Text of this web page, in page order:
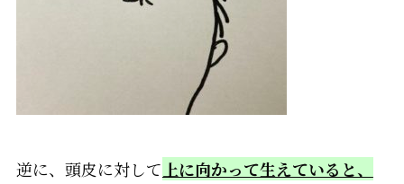
逆に、頭皮に対して 上に向かって生えていると、